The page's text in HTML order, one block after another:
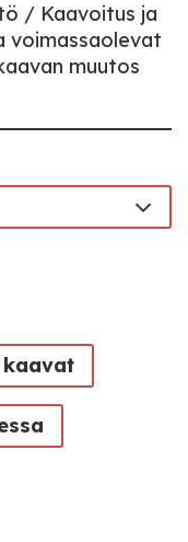
Kaavoitus ja
voimassaolevat
muutos